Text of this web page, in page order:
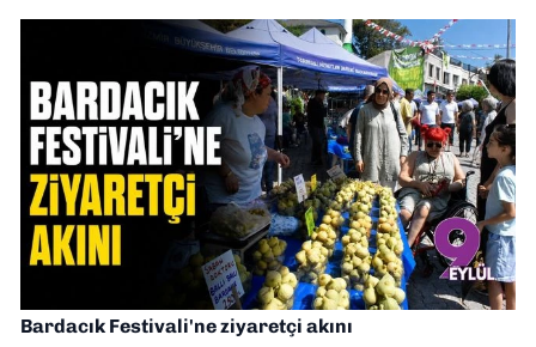
Bardacık Festivali'ne ziyaretçi akını